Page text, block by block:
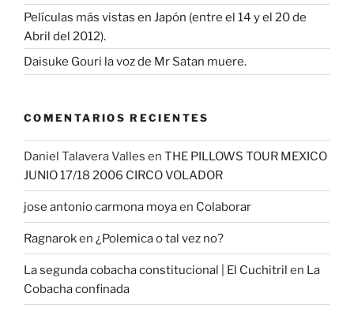
Películas más vistas en Japón (entre el 14 y el 20 de
Abril del 2012).
Daisuke Gouri la voz de Mr Satan muere.
COMENTARIOS RECIENTES
Daniel Talavera Valles en THE PILLOWS TOUR MEXICO
JUNIO 17/18 2006 CIRCO VOLADOR
jose antonio carmona moyaen Colaborar
Ragnaroken ¿Polemica o tal vez no?
La segunda cobacha constitucional | El Cuchitril en La
Cobacha confinada